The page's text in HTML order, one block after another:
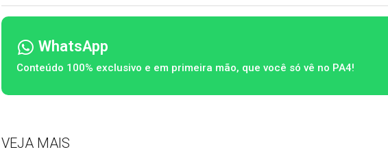
WhatsApp
Conteúdo 100% exclusivo e em primeira mão, que você só vê no PA4!
VEJA MAIS